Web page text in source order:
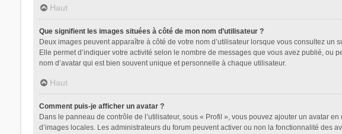
Haut
Que signifient les images situées à côté de mon nom d’utilisateur ?
Deux images peuvent apparaître à côté de votre nom d’utilisateur lorsque vous consultez
Elle permet d’indiquer votre activité selon le nombre de messages que vous avez publié, ou
nom d’avatar qui est bien souvent unique et personnelle à chaque utilisateur.
Haut
Comment puis-je afficher un avatar ?
Dans le panneau de contrôle de l’utilisateur, sous « Profil », vous pouvez ajouter un avatar
d’images locales. Les administrateurs du forum peuvent activer ou non la fonctionnalité des